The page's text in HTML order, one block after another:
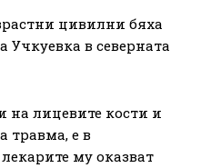
цивилни бяха
в северната
на лицевите кости и
травма, е в
му оказват